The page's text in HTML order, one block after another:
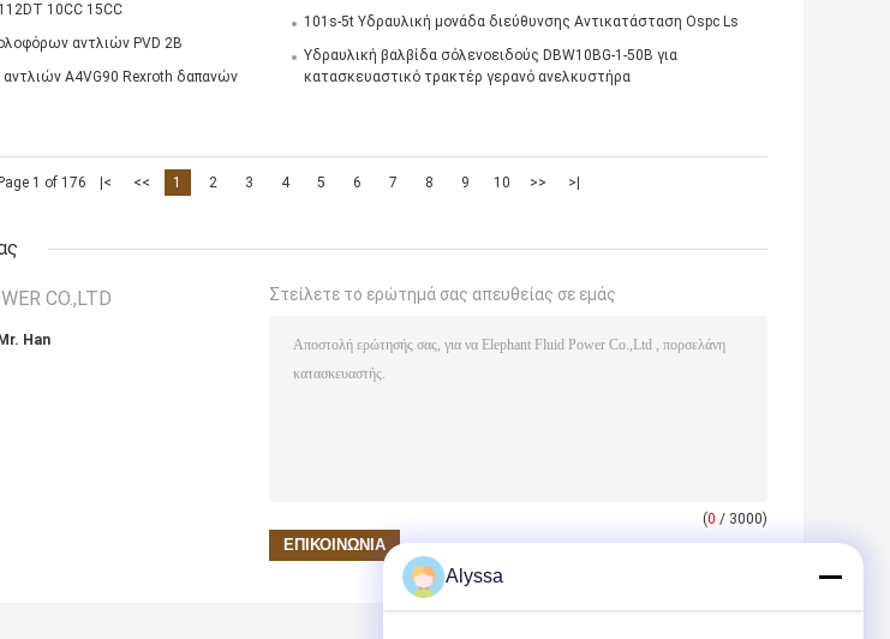
10CC 15CC
αντλιών PVD 2B
A4VG90 Rexroth δαπανών
101s-5t Υδραυλική μονάδα διεύθυνσης Αντικατάσταση Ospc Ls
Υδραυλική βαλβίδα σόλενοειδούς DBW10BG-1-50B για
κατασκευαστικό τρακτέρ γερανό ανελκυστήρα
Page 1 of 176 |< << 1 2 3 4 5 6 7 8 9 10 >> >|
CO.,LTD
Mr. Han
Στείλετε το ερώτημά σας απευθείας σε εμάς
(0 / 3000)
Alyssa